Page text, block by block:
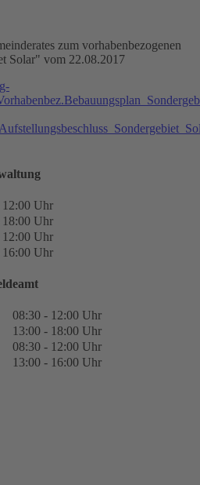
zum vorhabenbezogenen
Solar" vom 22.08.2017
12:00 Uhr
18:00 Uhr
12:00 Uhr
16:00 Uhr
08:30 - 12:00 Uhr
13:00 - 18:00 Uhr
08:30 - 12:00 Uhr
13:00 - 16:00 Uhr